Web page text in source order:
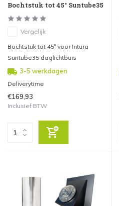
Bochtstuk tot 45° Suntube35
Vergelijk
Bochtstuk tot 45° voor Intura
Suntube35 daglichtbuis
3-5 werkdagen
Deliverytime
€169,93
Inclusief BTW